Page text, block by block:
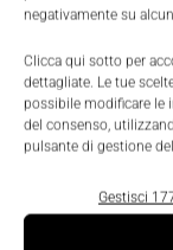
negativamente su
Clicca qui sotto per
dettagliate. Le tue
possibile modificare le
del consenso,
pulsante di gestione
Gestisci
TAGS incentivi